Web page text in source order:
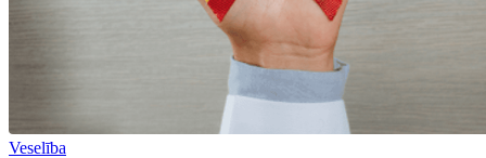
Veselība